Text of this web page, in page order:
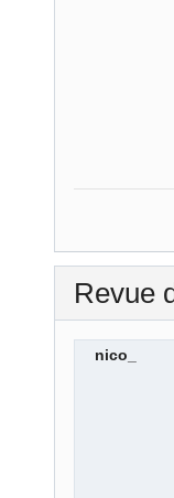
Revue
nico_